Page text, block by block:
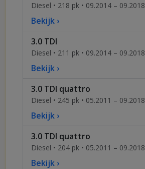
Diesel • 218 pk • 09.2014 – 09.2018
Bekijk ›
3.0 TDI
Diesel • 211 pk • 09.2014 – 09.2018
Bekijk ›
3.0 TDI quattro
Diesel • 245 pk • 05.2011 – 09.2018
Bekijk ›
3.0 TDI quattro
Diesel • 204 pk • 05.2011 – 09.2018
Bekijk ›